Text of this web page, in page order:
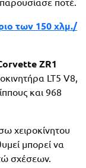
ποτέ.
των 150 χλμ./
ZR1
LT5 V8,
και 968
χειροκίνητου
μπορεί να
σχέσεων.